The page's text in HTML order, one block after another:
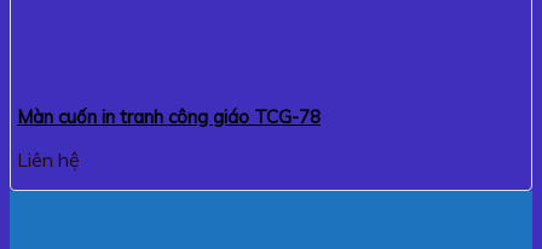
Màn cuốn in tranh công giáo TCG-78
Liên hệ